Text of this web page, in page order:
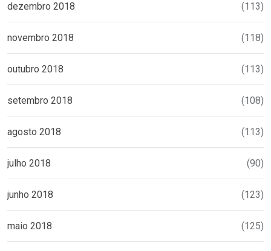
dezembro 2018 (113)
novembro 2018 (118)
outubro 2018 (113)
setembro 2018 (108)
agosto 2018 (113)
julho 2018 (90)
junho 2018 (123)
maio 2018 (125)